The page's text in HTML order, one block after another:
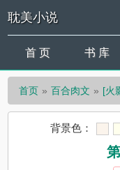
耽美小说
首 页 书 库
首页 百合肉文 [火
背景色：